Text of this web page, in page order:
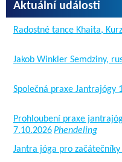
Aktuální události
Radostné tance Khaita,
Jakob Winkler Semdziny,
Společná praxe Jantrajógy
Prohloubení praxe
7.10.2026Phendeling
Jantra jóga pro začátečníky